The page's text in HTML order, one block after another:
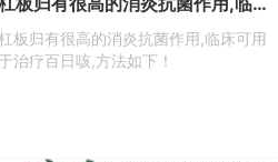
板归有很高的消炎抗菌作用,临床可用
治疗百日咳,方法如下！